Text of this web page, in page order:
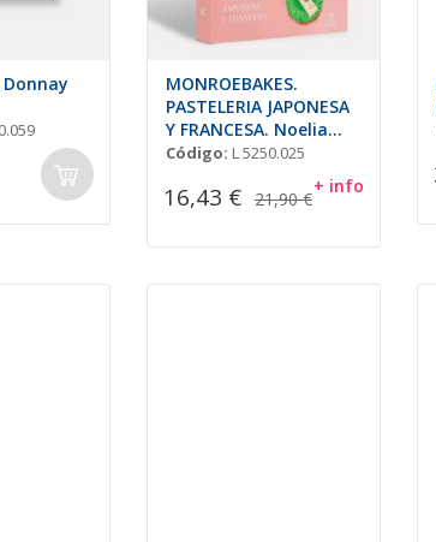
MONROEBAKES.
PASTELERIA JAPONESA
Y FRANCESA. Noelia
Tomoshige
Código: L 5250.025
16,43 € 21,90 €
+ info